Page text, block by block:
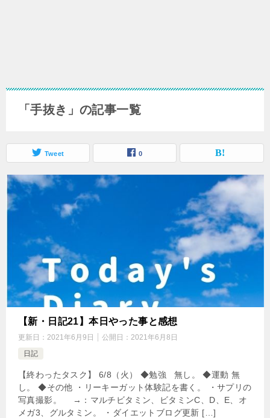
「手抜き」の記事一覧
Tweet 0
【新・日記21】本日やった事と感想
更新日： 2021年6月9日 公開日： 2021年6月8日
日記
【終わったタスク】 6/8（火） ◆勉強 無し。 ◆運動 無
し。 ◆その他 ・リーキーガット体験記を書く。 ・サプリの
写真撮影。 →：マルチビタミン、ビタミンC、D、E、オ
メガ3、グルタミン。 ・ダイエットブログ更新 […]